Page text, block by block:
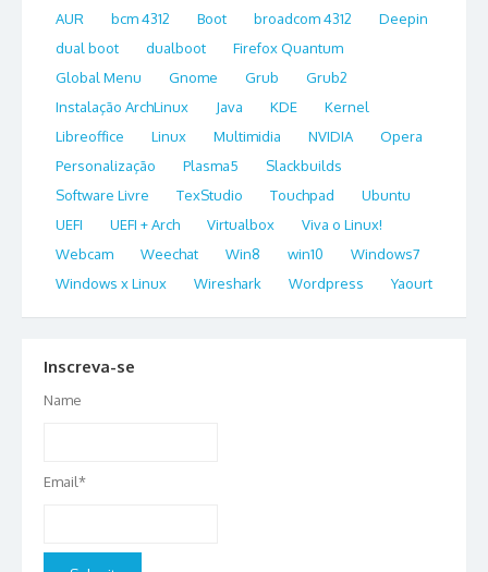
AUR
bcm 4312 Boot broadcom 4312
Deepin
dual boot
dualboot
Firefox Quantum
Global Menu
Gnome Grub
Grub2
Instalação ArchLinux
Java KDE
Kernel
Libreoffice
Linux Multimidia NVIDIA
Opera
Personalização
Plasma5
Slackbuilds
Software Livre
TexStudio Touchpad
Ubuntu
UEFI
UEFI + Arch Virtualbox
Viva o Linux!
Webcam
Weechat Win8 win10
Windows7
Windows x Linux
Wireshark Wordpress Yaourt
Inscreva-se
Name
Email*